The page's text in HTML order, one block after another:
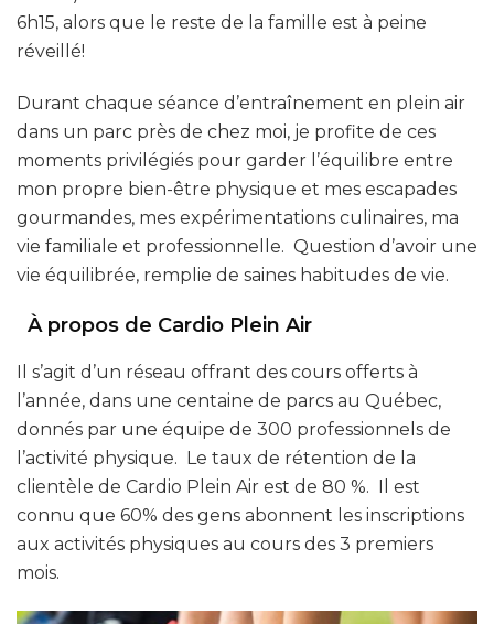
6h15, alors que le reste de la famille est à peine
réveillé!
Durant chaque séance d’entraînement en plein air
dans un parc près de chez moi, je profite de ces
moments privilégiés pour garder l’équilibre entre
mon propre bien-être physique et mes escapades
gourmandes, mes expérimentations culinaires, ma
vie familiale et professionnelle. Question d’avoir une
vie équilibrée, remplie de saines habitudes de vie.
À propos de Cardio Plein Air
Il s’agit d’un réseau offrant des cours offerts à
l’année, dans une centaine de parcs au Québec,
donnés par une équipe de 300 professionnels de
l’activité physique. Le taux de rétention de la
clientèle de Cardio Plein Air est de 80 %. Il est
connu que 60% des gens abonnent les inscriptions
aux activités physiques au cours des 3 premiers
mois.